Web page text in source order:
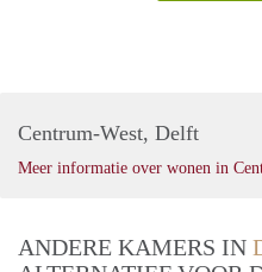
Centrum-West, Delft
Meer informatie over wonen in
ANDERE KAMERS IN